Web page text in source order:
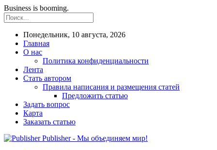
Business is booming.
Понедельник, 10 августа, 2026
Главная
О нас
Политика конфиденциальности
Лента
Стать автором
Правила написания и размещения статей
Предложить статью
Задать вопрос
Карта
Заказать статью
Publisher - Мы объединяем мир!